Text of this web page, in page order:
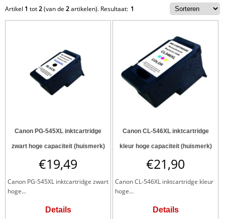
Artikel 1 tot2(van de 2artikelen). Resultaat: 1
Canon PG-545XL inktcartridge
zwart hoge capaciteit (huismerk)
€19,49
Canon PG-545XL inktcartridge zwart
hoge...
Details
Canon CL-546XL inktcartridge
kleur hoge capaciteit (huismerk)
€21,90
Canon CL-546XL inktcartridge kleur
hoge...
Details